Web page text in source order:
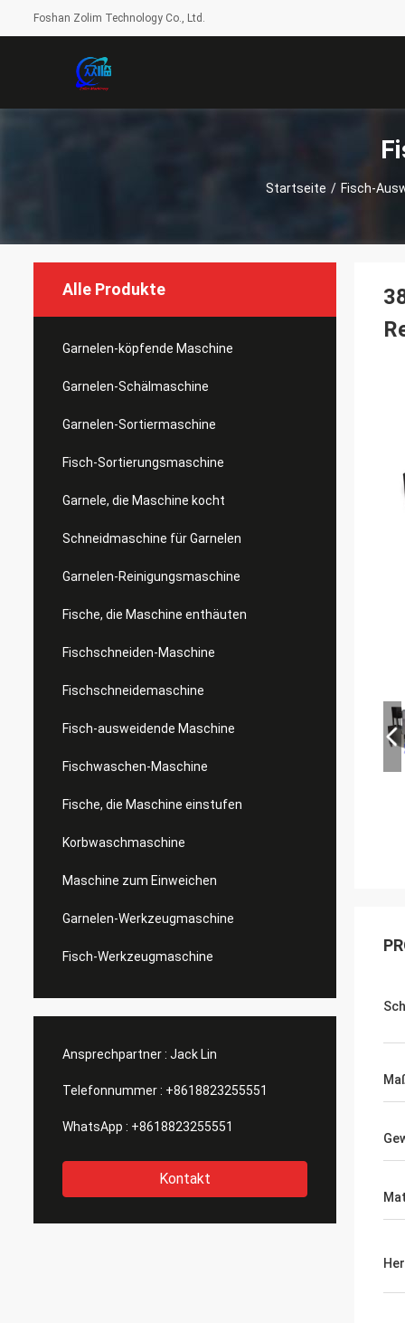
Foshan Zolim Technology Co., Ltd.
Startseite / Fisch-
Alle Produkte
Garnelen-köpfende Maschine
Garnelen-Schälmaschine
Garnelen-Sortiermaschine
Fisch-Sortierungsmaschine
Garnele, die Maschine kocht
Schneidmaschine für Garnelen
Garnelen-Reinigungsmaschine
Fische, die Maschine enthäuten
Fischschneiden-Maschine
Fischschneidemaschine
Fisch-ausweidende Maschine
Fischwaschen-Maschine
Fische, die Maschine einstufen
Korbwaschmaschine
Maschine zum Einweichen
Garnelen-Werkzeugmaschine
Fisch-Werkzeugmaschine
Ansprechpartner : Jack Lin
Telefonnummer : +8618823255551
WhatsApp : +8618823255551
Kontakt